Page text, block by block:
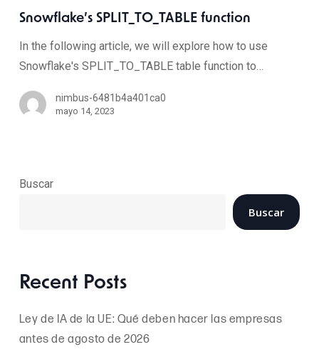
Snowflake’s SPLIT_TO_TABLE function
In the following article, we will explore how to use
Snowflake's SPLIT_TO_TABLE table function to…
nimbus-6481b4a401ca0
mayo 14, 2023
Buscar
Buscar
Recent Posts
Ley de IA de la UE: Qué deben hacer las empresas
antes de agosto de 2026